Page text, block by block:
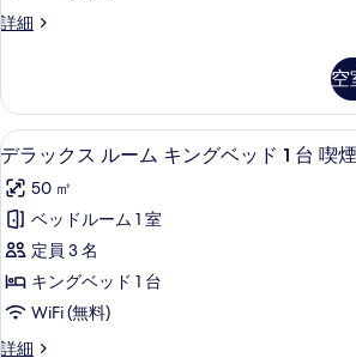
す
View
べ
て
の
写
真
を
表
示
詳細
Deluxe
Beds,
Non
-
City
View
詳
細
空
デ
ラ
ッ
ク
ス
ル
ー
デラック
6
デラックス ルーム キングベッド 1 台 喫
50 ㎡
ベッドルーム 1 室
定員 3 名
キングベッド 1 台
WiFi (無料)
詳細
デ